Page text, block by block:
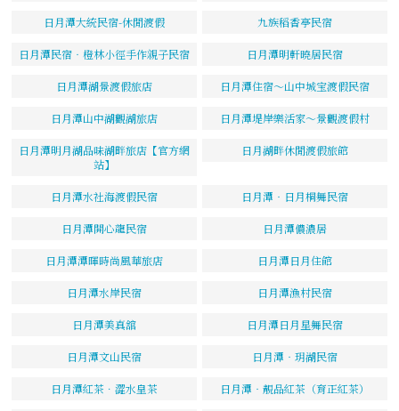
日月潭大統民宿-休閒渡假 九族稻香亭民宿
日月潭民宿‧橙林小徑手作親子民宿 日月潭明軒曉居民宿
日月潭湖景渡假旅店 日月潭住宿～山中城宝渡假民宿
日月潭山中湖觀湖旅店 日月潭堤岸樂活家～景觀渡假村
日月潭明月湖品味湖畔旅店【官方網
站】
日月湖畔休閒渡假旅館
日月潭水社海渡假民宿 日月潭‧日月桐舞民宿
日月潭開心龍民宿 日月潭儂濃居
日月潭潭暉時尚風華旅店 日月潭日月住館
日月潭水岸民宿 日月潭漁村民宿
日月潭美真舘 日月潭日月星舞民宿
日月潭文山民宿 日月潭‧玥湖民宿
日月潭紅茶．澀水皇茶 日月潭‧靚品紅茶（育正紅茶）